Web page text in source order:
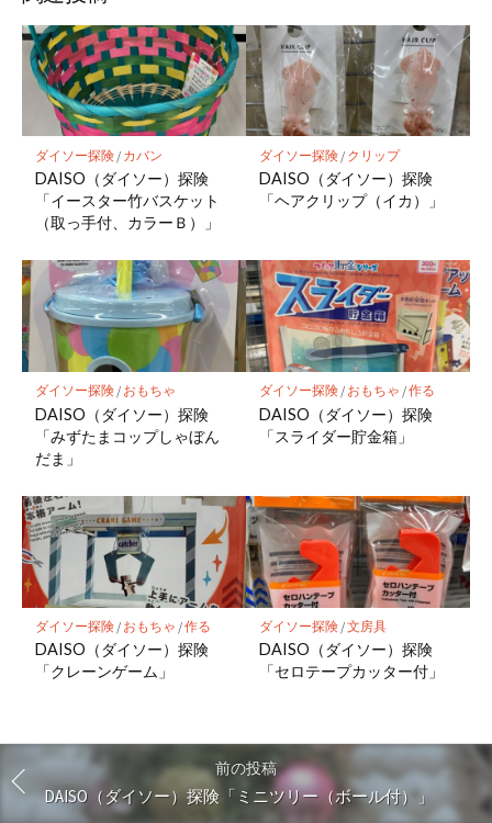
ダイソー探険/ カバン
DAISO（ダイソー）探険
「イースター竹バスケット
（取っ手付、カラーＢ）」
ダイソー探険/ クリップ
DAISO（ダイソー）探険
「ヘアクリップ（イカ）」
ダイソー探険/ おもちゃ
DAISO（ダイソー）探険
「みずたまコップしゃぼん
だま」
ダイソー探険/ おもちゃ /作る
DAISO（ダイソー）探険
「スライダー貯金箱」
ダイソー探険/ おもちゃ /作る
DAISO（ダイソー）探険
「クレーンゲーム」
ダイソー探険/文房具
DAISO（ダイソー）探険
「セロテープカッター付」
前の投稿
DAISO（ダイソー）探険「ミニツリー（ボール付）」